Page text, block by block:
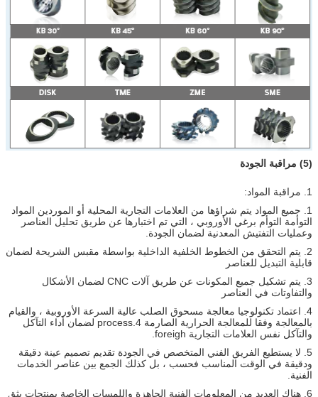
(5) مراقبة الجودة
1. مراقبة المواد:
1. جميع المواد يتم شراؤها من العلامات التجارية المحلية أو الموردين المواد
التوأمة التوأم برغي الأوروبي ، التي تم اختبارها عن طريق تحليل العناصر
وعمليات التفتيش المعدنية لضمان الجودة.
2. يتم التحقق من الخطوط الخلفية الداخلية بواسطة مقبس الشريحة لضمان
قابلية التبديل للعناصر
3. يتم تشكيل جميع المكونات عن طريق آلات CNC لضمان الأشكال
والتفاوتات في العناصر
4. اعتماد تكنولوجيا معالجة مسحوق الصلب عالية السرعة الأوروبية ، والقيام
بالمعالجة وفقا للمعالجة الحرارية الصارمة 4.process لضمان أداء التآكل
والتآكل نفس العلامات التجارية foreigh.
5. لا يستطيع الفريق الفني المتخصص في الجودة تقديم تصميم عينة دقيقة
ودقيقة في الوقت المناسب فحسب ، بل كذلك الجمع بين عناصر الخدمات
الفنية.
6. هناك العديد من المعلومات الفنية الجاهزة واللمسات الخاصة بمنتجات بثق